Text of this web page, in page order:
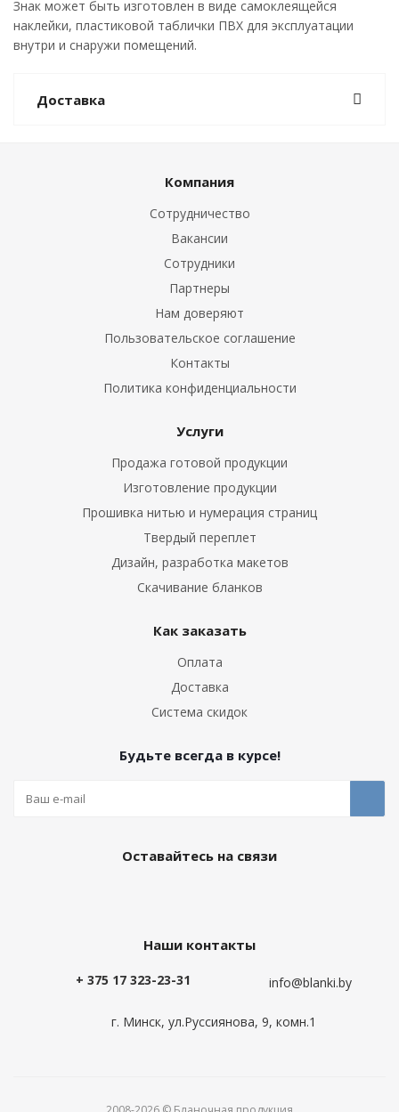
Знак может быть изготовлен в виде самоклеящейся
наклейки, пластиковой таблички ПВХ для эксплуатации
внутри и снаружи помещений.
Доставка
Компания
Сотрудничество
Вакансии
Сотрудники
Партнеры
Нам доверяют
Пользовательское соглашение
Контакты
Политика конфиденциальности
Услуги
Продажа готовой продукции
Изготовление продукции
Прошивка нитью и нумерация страниц
Твердый переплет
Дизайн, разработка макетов
Скачивание бланков
Как заказать
Оплата
Доставка
Система скидок
Будьте всегда в курсе!
Оставайтесь на связи
Наши контакты
+ 375 17 323-23-31 info@blanki.by
г. Минск, ул.Руссиянова, 9, комн.1